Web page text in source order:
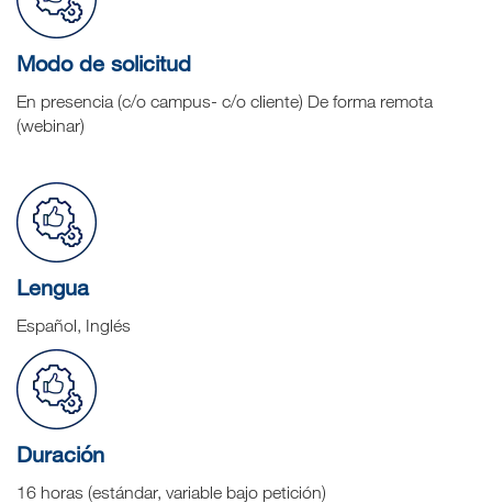
Modo de solicitud
En presencia (c/o campus- c/o cliente) De forma remota
(webinar)
Lengua
Español, Inglés
Duración
16 horas (estándar, variable bajo petición)